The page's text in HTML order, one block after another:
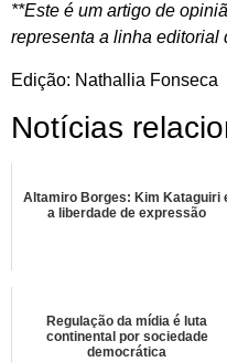
**Este é um artigo de
representa a linha editorial
Edição: Nathallia Fonseca
Notícias
Altamiro Borges: Kim Kataguiri
a liberdade de expressão
Regulação da mídia é luta
continental por sociedade
democrática